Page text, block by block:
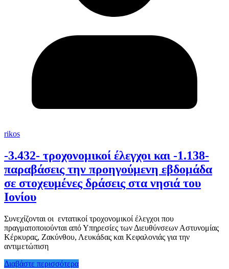
rikos
-3.432- τροχονομικοί έλεγχοι και -1.138-
παραβάσεις την προηγούμενη εβδομάδα
σε στοχευμένες δράσεις στα νησιά του
Ιονίου
Συνεχίζονται οι εντατικοί τροχονομικοί έλεγχοι που
πραγματοποιούνται από Υπηρεσίες των Διευθύνσεων Αστυνομίας
Κέρκυρας, Ζακύνθου, Λευκάδας και Κεφαλονιάς για την
αντιμετώπιση
Διαβάστε περισσότερα